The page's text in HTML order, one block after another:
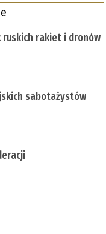
ruskich rakiet i dronów
sabotażystów